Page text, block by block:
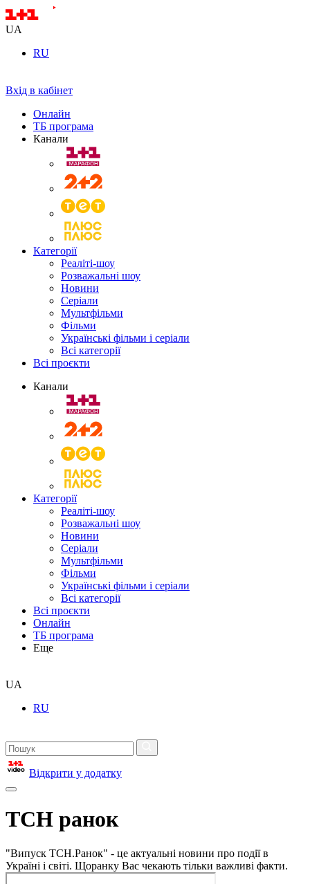
UA
RU
Вхід в кабінет
Онлайн
ТБ програма
Канали
Категорії
Реаліті-шоу
Розважальні шоу
Новини
Серіали
Мультфільми
Фільми
Українські фільми і серіали
Всі категорії
Всі проєкти
Канали
Категорії
Реаліті-шоу
Розважальні шоу
Новини
Серіали
Мультфільми
Фільми
Українські фільми і серіали
Всі категорії
Всі проєкти
Онлайн
ТБ програма
Еще
UA
RU
Відкрити у додатку
ТСН ранок
"Випуск ТСН.Ранок" - це актуальні новини про події в
Україні і світі. Щоранку Вас чекають тільки важливі факти.